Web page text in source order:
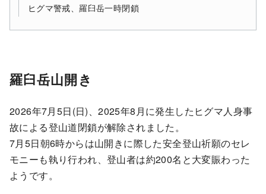
ヒグマ警戒、羅臼岳一時閉鎖
羅臼岳山開き
2026年7月5日(日)、2025年8月に発生したヒグマ人身事
故による登山道閉鎖が解除されました。
7月5日朝6時からは山開きに際した安全登山祈願のセレ
モニーも執り行われ、登山者は約200名と大変賑わった
ようです。